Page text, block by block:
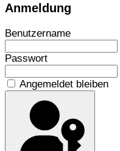
Anmeldung
Benutzername
Passwort
Angemeldet bleiben